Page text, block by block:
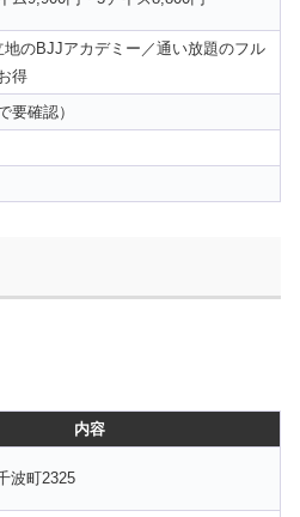
地のBJJアカデミー／通い放題のフル
得
確認）
内容
波町2325